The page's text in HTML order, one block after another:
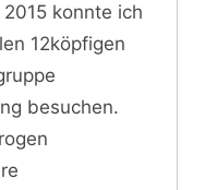
konnte ich
12köpfigen
besuchen.